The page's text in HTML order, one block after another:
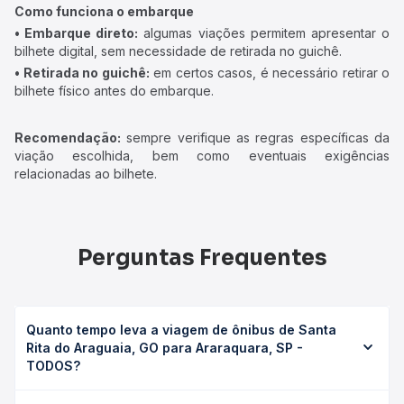
Como funciona o embarque
• Embarque direto: algumas viações permitem apresentar o
bilhete digital, sem necessidade de retirada no guichê.
• Retirada no guichê: em certos casos, é necessário retirar o
bilhete físico antes do embarque.
Recomendação: sempre verifique as regras específicas da
viação escolhida, bem como eventuais exigências
relacionadas ao bilhete.
Perguntas Frequentes
Quanto tempo leva a viagem de ônibus de Santa
Rita do Araguaia, GO para Araraquara, SP -
TODOS?